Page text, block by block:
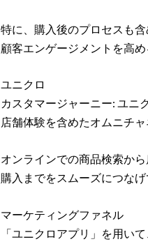
特に、購入後のプロセスも含
顧客エンゲージメントを高め
ユニクロ
カスタマージャーニー: ユニ
店舗体験を含めたオムニチ
オンラインでの商品検索から
購入までをスムーズにつなげ
マーケティングファネル
「ユニクロアプリ」を用い